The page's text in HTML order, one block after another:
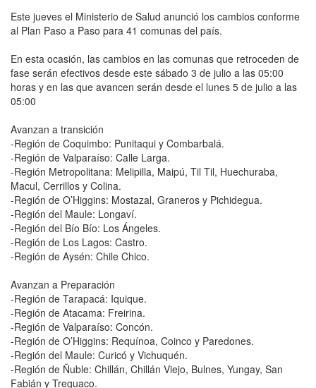
Este jueves el Ministerio de Salud anunció los cambios conforme
al Plan Paso a Paso para 41 comunas del país.
En esta ocasión, las cambios en las comunas que retroceden de
fase serán efectivos desde este sábado 3 de julio a las 05:00
horas y en las que avancen serán desde el lunes 5 de julio a las
05:00
Avanzan a transición
-Región de Coquimbo: Punitaqui y Combarbalá.
-Región de Valparaíso: Calle Larga.
-Región Metropolitana: Melipilla, Maipú, Til Til, Huechuraba,
Macul, Cerrillos y Colina.
-Región de O’Higgins: Mostazal, Graneros y Pichidegua.
-Región del Maule: Longaví.
-Región del Bío Bío: Los Ángeles.
-Región de Los Lagos: Castro.
-Región de Aysén: Chile Chico.
Avanzan a Preparación
-Región de Tarapacá: Iquique.
-Región de Atacama: Freirina.
-Región de Valparaíso: Concón.
-Región de O’Higgins: Requínoa, Coinco y Paredones.
-Región del Maule: Curicó y Vichuquén.
-Región de Ñuble: Chillán, Chillán Viejo, Bulnes, Yungay, San
Fabián y Treguaco.